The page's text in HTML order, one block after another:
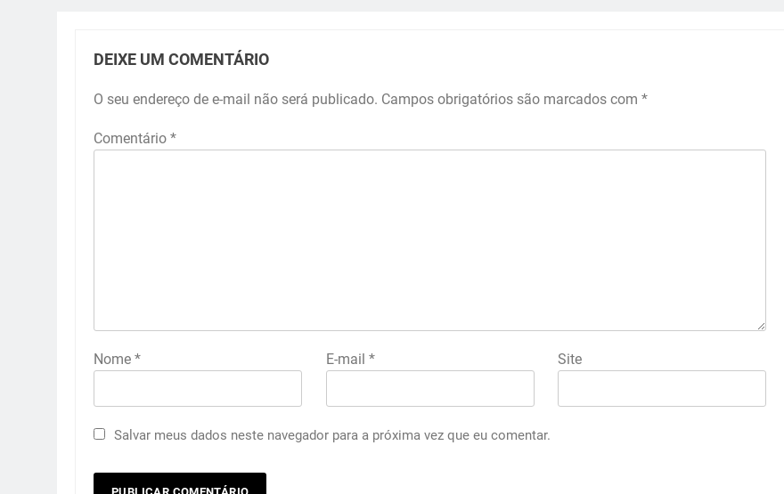
DEIXE UM COMENTÁRIO
O seu endereço de e-mail não será publicado. Campos obrigatórios são marcados com *
Comentário *
Nome * E-mail * Site
Salvar meus dados neste navegador para a próxima vez que eu comentar.